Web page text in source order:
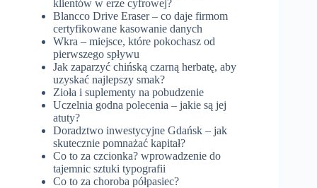
klientów w erze cyfrowej?
Blancco Drive Eraser – co daje firmom
certyfikowane kasowanie danych
Wkra – miejsce, które pokochasz od
pierwszego spływu
Jak zaparzyć chińską czarną herbatę, aby
uzyskać najlepszy smak?
Zioła i suplementy na pobudzenie
Uczelnia godna polecenia – jakie są jej
atuty?
Doradztwo inwestycyjne Gdańsk – jak
skutecznie pomnażać kapitał?
Co to za czcionka? wprowadzenie do
tajemnic sztuki typografii
Co to za choroba półpasiec?